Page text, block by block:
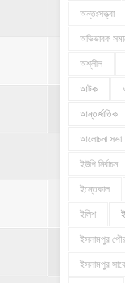
অন্তঃসত্ত্বা
অভিভাবক
অশ্লীল
আটক
আন্তর্জাতিক
আলোচনা সভা
ইউপি নির্বাচন
ইন্তেকাল
ইলিশ
ইসলামপুর
ইসলামপুর